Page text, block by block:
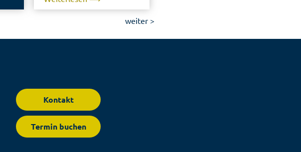
weiter >
Kontakt
Termin buchen